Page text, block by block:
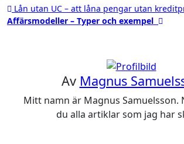
Inläggsnavigering
Lån utan UC – att låna pengar utan
Affärsmodeller – Typer och exempel
Av Magnus
Mitt namn är Magnus Samuelsson.
du alla artiklar som jag har